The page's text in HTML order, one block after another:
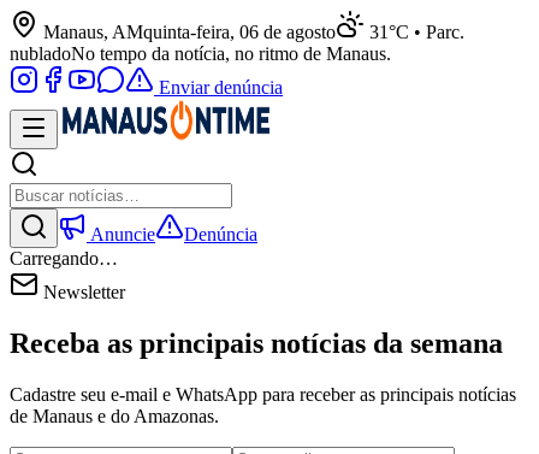
Manaus, AMquinta-feira, 06 de agosto
31°C • Parc.
nubladoNo tempo da notícia, no ritmo de Manaus.
Enviar denúncia
Anuncie
Denúncia
Carregando…
Newsletter
Receba as principais notícias da semana
Cadastre seu e-mail e WhatsApp para receber as principais notícias
de Manaus e do Amazonas.